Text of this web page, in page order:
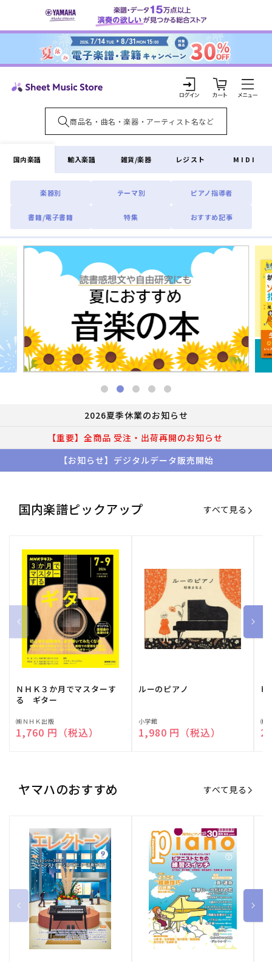
ンツに
ロ
グ
イ
ン
カ
ー
ト
国内楽譜
楽器別 テーマ別 ピアノ指導者
書籍/電子書籍 特集 おすすめ記事
輸入楽譜 雑貨/楽器 レジスト MIDI
2026夏季休業のお知らせ
【重要】全商品 受注・出荷再開のお知らせ
【お知らせ】デジタルデータ販売開始
国内楽譜ピックアップ すべて見る
ＮＨＫ３か月でマスターす
る ギター
販
売
㈱ＮＨＫ出版
通常価格
1,760 円（税込）
ルーのピアノ
販
売
小学館
通常価格
1,980 円（税込）
ピ
販
売
㈱
ヤマハのおすすめ すべて見る